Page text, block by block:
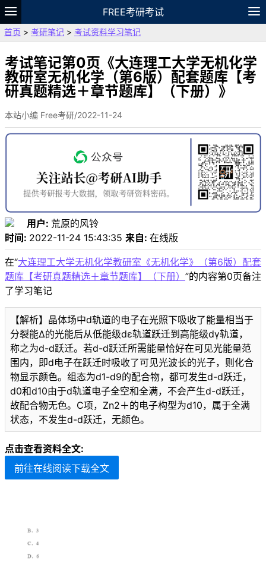
FREE考研考试
题库
故事 专题 APP
VIP
资料
首页 > 考研笔记 > 考试资料学习笔记
考试笔记第0页《大连理工大学无机化学
教研室无机化学（第6版）配套题库【考
研真题精选＋章节题库】（下册）》
本站小编 Free考研/2022-11-24
用户: 荒原的风铃
时间: 2022-11-24 15:43:35 来自: 在线版
在“大连理工大学无机化学教研室《无机化学》（第6版）配套
题库【考研真题精选＋章节题库】（下册） ”的内容第0页备注
了学习笔记
【解析】晶体场中d轨道的电子在光照下吸收了能量相当于
分裂能Δ的光能后从低能级dε轨道跃迁到高能级dγ轨道，
称之为d-d跃迁。若d-d跃迁所需能量恰好在可见光能量范
围内，即d电子在跃迁时吸收了可见光波长的光子，则化合
物显示颜色。组态为d1-d9的配合物，都可发生d-d跃迁，
d0和d10由于d轨道电子全空和全满，不会产生d-d跃迁，
故配合物无色。C项，Zn2＋的电子构型为d10，属于全满
状态，不发生d-d跃迁，无颜色。
点击查看资料全文:
前往在线阅读下载全文